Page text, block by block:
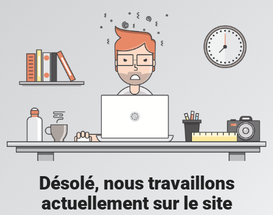
Désolé, nous travaillons
actuellement sur le site